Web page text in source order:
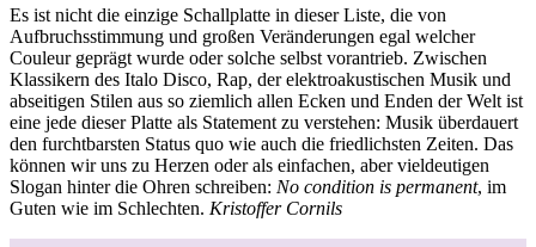
Es ist nicht die einzige Schallplatte in dieser Liste, die von
Aufbruchsstimmung und großen Veränderungen egal welcher
Couleur geprägt wurde oder solche selbst vorantrieb. Zwischen
Klassikern des Italo Disco, Rap, der elektroakustischen Musik und
abseitigen Stilen aus so ziemlich allen Ecken und Enden der Welt ist
eine jede dieser Platte als Statement zu verstehen: Musik überdauert
den furchtbarsten Status quo wie auch die friedlichsten Zeiten. Das
können wir uns zu Herzen oder als einfachen, aber vieldeutigen
Slogan hinter die Ohren schreiben: No condition is permanent, im
Guten wie im Schlechten. Kristoffer Cornils